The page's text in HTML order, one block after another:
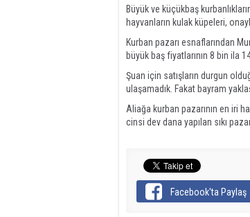
Büyük ve küçükbaş
hayvanların kulak küpeleri,
Kurban pazarı esnaflarından
büyük baş fiyatlarının 8 bin ila
Şuan için satışların durgun
ulaşamadık. Fakat bayram
Aliağa kurban pazarının en iri
cinsi dev dana yapılan sıkı
Facebook'ta Paylaş